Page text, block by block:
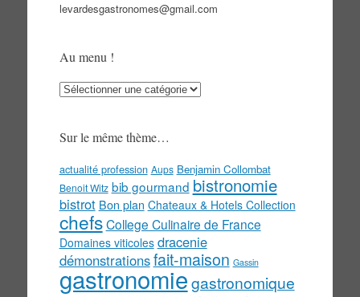
levardesgastronomes@gmail.com
Au menu !
Au
Sur le même thème…
actualité profession Aups Benjamin Collombat
Benoit Witz bib gourmand bistronomie
bistrot Bon plan Chateaux & Hotels Collection
chefs College Culinaire de France
Domaines viticoles dracenie
démonstrationsfait-maison Gassin
gastronomiegastronomique